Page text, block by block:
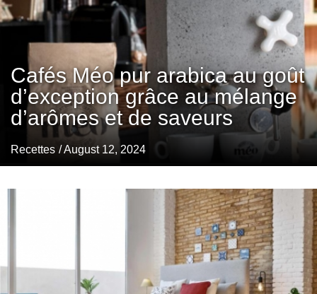
Cafés Méo pur arabica au goût
d’exception grâce au mélange
d’arômes et de saveurs
Recettes / August 12, 2024